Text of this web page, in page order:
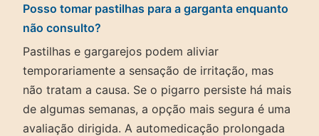
Posso tomar pastilhas para a garganta enquanto
não consulto?
Pastilhas e gargarejos podem aliviar
temporariamente a sensação de irritação, mas
não tratam a causa. Se o pigarro persiste há mais
de algumas semanas, a opção mais segura é uma
avaliação dirigida. A automedicação prolongada